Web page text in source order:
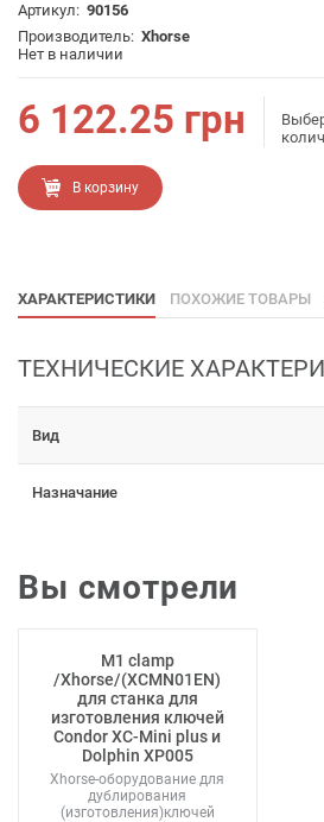
Артикул: 90156
Производитель: Xhorse
Нет в наличии
6 122.25 грн
В корзину
ХАРАКТЕРИСТИКИ ПОХОЖИЕ ТОВАРЫ
ТЕХНИЧЕСКИЕ
Вид
Назначание
Вы смотрели
M1 clamp
/Xhorse/(XCMN01EN)
для станка для
изготовления ключей
Condor XC-Mini plus и
Dolphin XP005
Xhorse-оборудование для
дублирования
(изготовления)ключей